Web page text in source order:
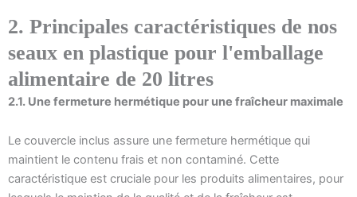
2. Principales caractéristiques de nos
seaux en plastique pour l'emballage
alimentaire de 20 litres
2.1. Une fermeture hermétique pour une fraîcheur maximale
Le couvercle inclus assure une fermeture hermétique qui
maintient le contenu frais et non contaminé. Cette
caractéristique est cruciale pour les produits alimentaires, pour